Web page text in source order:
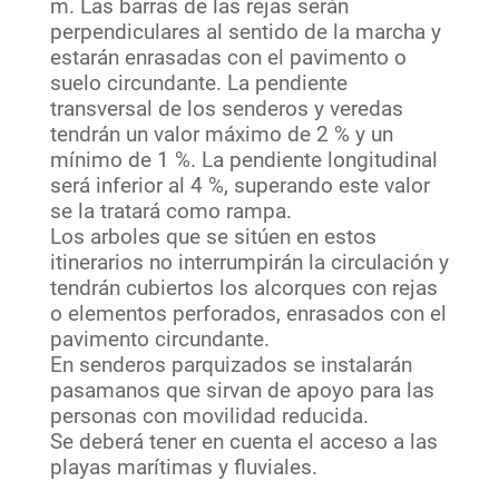
m. Las barras de las rejas serán
perpendiculares al sentido de la marcha y
estarán enrasadas con el pavimento o
suelo circundante. La pendiente
transversal de los senderos y veredas
tendrán un valor máximo de 2 % y un
mínimo de 1 %. La pendiente longitudinal
será inferior al 4 %, superando este valor
se la tratará como rampa.
Los arboles que se sitúen en estos
itinerarios no interrumpirán la circulación y
tendrán cubiertos los alcorques con rejas
o elementos perforados, enrasados con el
pavimento circundante.
En senderos parquizados se instalarán
pasamanos que sirvan de apoyo para las
personas con movilidad reducida.
Se deberá tener en cuenta el acceso a las
playas marítimas y fluviales.